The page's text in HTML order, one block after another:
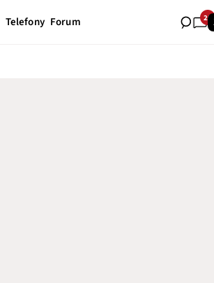
Telefony Forum 20